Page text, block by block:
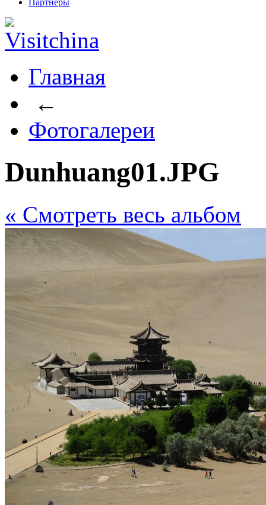
Партнеры
Главная
←
Фотогалереи
Dunhuang01.JPG
« Cмотреть весь альбом